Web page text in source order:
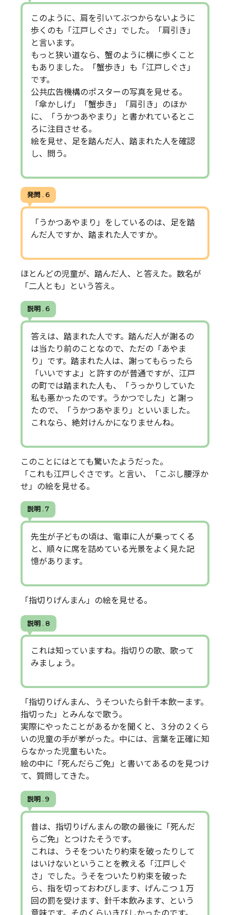
このように、肩を引いてぶつからないように
歩くのも「江戸しぐさ」でした。「肩引き」
と言います。
もっと狭い道なら、蟹のように横に歩くこと
もありました。「蟹歩き」も「江戸しぐさ」
です。
公共広告機構のポスターの写真を見せる。
「傘かしげ」「蟹歩き」「肩引き」のほか
に、「うかつあやまり」と書かれているとこ
ろに注目させる。
絵を見せ、足を踏んだ人、踏まれた人を確認
し、問う。
発問 . 6
「うかつあやまり」をしているのは、足を踏
んだ人ですか、踏まれた人ですか。
ほとんどの児童が、踏んだ人、と答えた。数名が
「二人とも」という答え。
説明 . 6
答えは、踏まれた人です。踏んだ人が謝るの
は当たり前のことなので、ただの「あやま
り」です。踏まれた人は、謝ってもらったら
「いいですよ」と許すのが普通ですが、江戸
の町では踏まれた人も、「うっかりしていた
私も悪かったのです。うかつでした」と謝っ
たので、「うかつあやまり」といいました。
これなら、絶対けんかになりませんね。
このことにはとても驚いたようだった。
「これも江戸しぐさです。と言い、「こぶし腰浮か
せ」の絵を見せる。
説明 . 7
先生が子どもの頃は、電車に人が乗ってくる
と、順々に席を詰めている光景をよく見た記
憶があります。
「指切りげんまん」の絵を見せる。
説明 . 8
これは知っていますね。指切りの歌、歌って
みましょう。
「指切りげんまん、うそついたら針千本飲ーます。
指切った」とみんなで歌う。
実際にやったことがあるかを聞くと、３分の２くら
いの児童の手が挙がった。中には、言葉を正確に知
らなかった児童もいた。
絵の中に「死んだらご免」と書いてあるのを見つけ
て、質問してきた。
説明 . 9
昔は、指切りげんまんの歌の最後に「死んだ
らご免」とつけたそうです。
これは、うそをついたり約束を破ったりして
はいけないということを教える「江戸しぐ
さ」でした。うそをついたり約束を破った
ら、指を切っておわびします、げんこつ１万
回の罰を受けます、針千本飲みます、という
意味です。そのくらいきびしかったのです。